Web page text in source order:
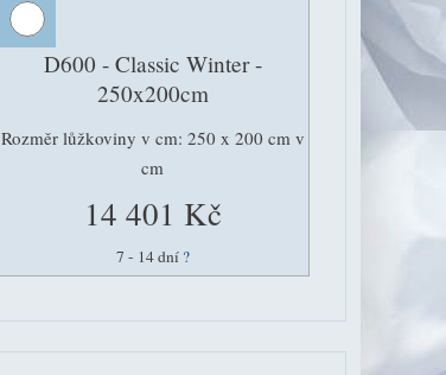
D600 - Classic Winter -
250x200cm
Rozměr lůžkoviny v cm: 250 x 200 cm v
cm
14 401 Kč
7 - 14 dní ?